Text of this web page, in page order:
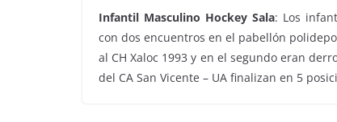
Infantil Masculino Hockey Sala: Los
con dos encuentros en el pabellón
al CH Xaloc 1993 y en el segundo eran
del CA San Vicente – UA finalizan en 5